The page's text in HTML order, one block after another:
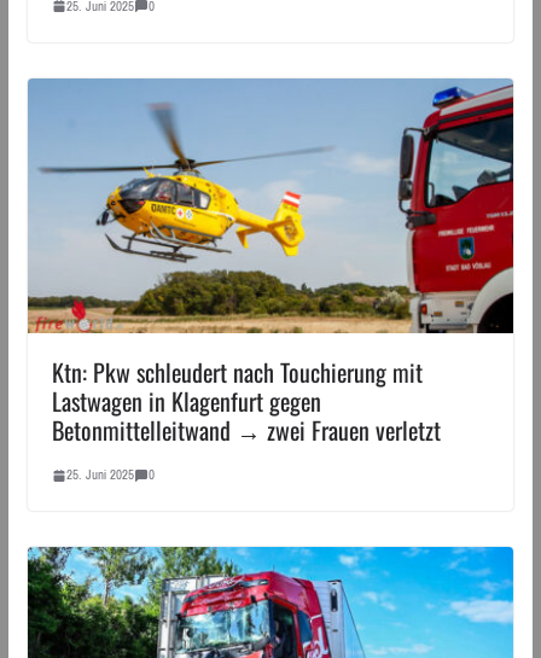
25. Juni 2025 0
Ktn: Pkw schleudert nach Touchierung mit
Lastwagen in Klagenfurt gegen
Betonmittelleitwand → zwei Frauen verletzt
25. Juni 2025 0